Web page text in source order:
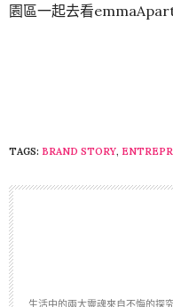
園區一起去看
TAGS: BRAND STORY,
生活中的兩大靈魂來自不悔的探